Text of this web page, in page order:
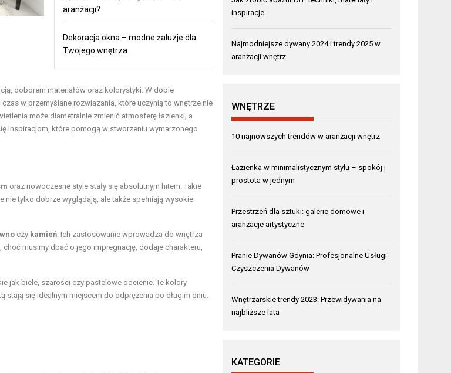
aranżacji?
Dekoracja okna – modne żaluzje dla
Twojego wnętrza
doborem materiałów oraz kolorystyki. W dobie
w przemyślane rozwiązania, które uczynią to wnętrze nie
może diametralnie zmienić atmosferę łazienki, a
inspiracjom, które pomogą w stworzeniu wymarzonego
oraz nowoczesne style stały się absolutnym hitem. Takie
nie tylko dobrze wyglądają, ale także spełniają wysokie
czy kamień. Ich zastosowanie wprowadza do wnętrza
musimy dbać o jego impregnację, dodaje charakteru,
jak biele, szarości czy pastelowe odcienie. Te kolory
się idealnym miejscem do odprężenia po długim dniu.
inspiracje
Najmodniejsze dywany 2024 i trendy 2025 w
aranżacji wnętrz
WNĘTRZE
10 najnowszych trendów w aranżacji wnętrz
Łazienka w minimalistycznym stylu – spokój i
prostota w jednym
Przestrzeń dla sztuki: galerie domowe i
aranżacje artystyczne
Pranie Dywanów Gdynia: Profesjonalne Usługi
Czyszczenia Dywanów
Wnętrzarskie trendy 2023: Przewidywania na
najbliższe lata
KATEGORIE